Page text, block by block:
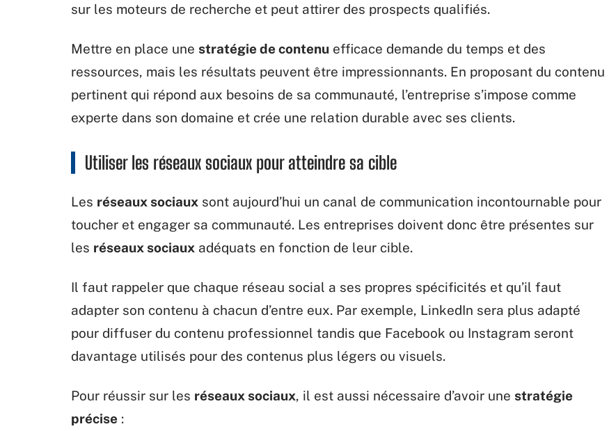
sur les moteurs de recherche et peut attirer des prospects qualifiés.
Mettre en place une stratégie de contenu efficace demande du temps et des
ressources, mais les résultats peuvent être impressionnants. En proposant du contenu
pertinent qui répond aux besoins de sa communauté, l’entreprise s’impose comme
experte dans son domaine et crée une relation durable avec ses clients.
Utiliser les réseaux sociaux pour atteindre sa cible
Les réseaux sociaux sont aujourd’hui un canal de communication incontournable pour
toucher et engager sa communauté. Les entreprises doivent donc être présentes sur
les réseaux sociaux adéquats en fonction de leur cible.
Il faut rappeler que chaque réseau social a ses propres spécificités et qu’il faut
adapter son contenu à chacun d’entre eux. Par exemple, LinkedIn sera plus adapté
pour diffuser du contenu professionnel tandis que Facebook ou Instagram seront
davantage utilisés pour des contenus plus légers ou visuels.
Pour réussir sur les réseaux sociaux, il est aussi nécessaire d’avoir une stratégie
précise :